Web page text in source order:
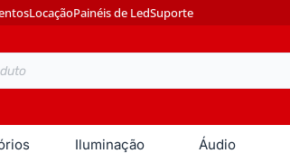
LocaçãoPainéis de LedSuporte
Iluminação Áudio